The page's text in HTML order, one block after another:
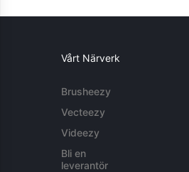
Vårt Närverk
Brusheezy
Vecteezy
Videezy
Bli en
leverantör